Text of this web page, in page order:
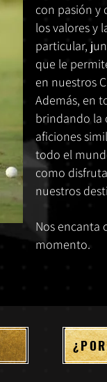
con pasión y
los valores y
particular,
que le
en nuestros
Además, en
brindando la
aficiones
todo el
como
nuestros
Nos encanta
momento.